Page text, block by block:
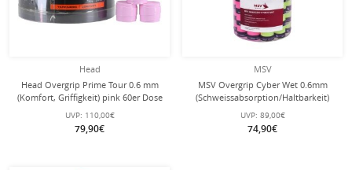
Head
Head Overgrip Prime Tour 0.6 mm
(Komfort, Griffigkeit) pink 60er Dose
UVP: 110,00€
79,90€
MSV
MSV Overgrip Cyber Wet 0.6mm
(Schweissabsorption/Haltbarkeit)
neongelb/orange/pink 60er Box
UVP: 89,00€
74,90€